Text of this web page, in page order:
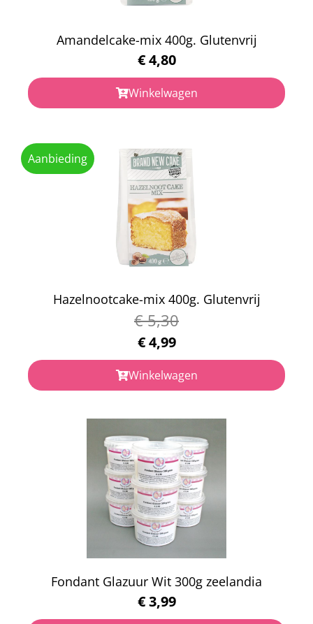
Amandelcake-mix 400g. Glutenvrij
€4,80
Winkelwagen
Aanbieding
Hazelnootcake-mix 400g. Glutenvrij
€5,30
€4,99
Winkelwagen
Fondant Glazuur Wit 300g zeelandia
€3,99